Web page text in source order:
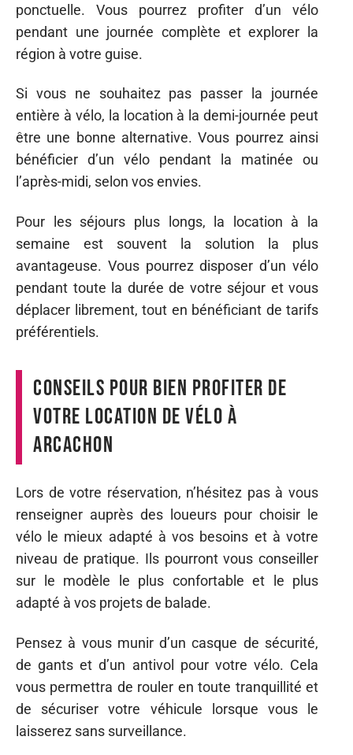
ponctuelle. Vous pourrez profiter d’un vélo
pendant une journée complète et explorer la
région à votre guise.
Si vous ne souhaitez pas passer la journée
entière à vélo, la location à la demi-journée peut
être une bonne alternative. Vous pourrez ainsi
bénéficier d’un vélo pendant la matinée ou
l’après-midi, selon vos envies.
Pour les séjours plus longs, la location à la
semaine est souvent la solution la plus
avantageuse. Vous pourrez disposer d’un vélo
pendant toute la durée de votre séjour et vous
déplacer librement, tout en bénéficiant de tarifs
préférentiels.
Conseils pour bien profiter de
votre location de vélo à
Arcachon
Lors de votre réservation, n’hésitez pas à vous
renseigner auprès des loueurs pour choisir le
vélo le mieux adapté à vos besoins et à votre
niveau de pratique. Ils pourront vous conseiller
sur le modèle le plus confortable et le plus
adapté à vos projets de balade.
Pensez à vous munir d’un casque de sécurité,
de gants et d’un antivol pour votre vélo. Cela
vous permettra de rouler en toute tranquillité et
de sécuriser votre véhicule lorsque vous le
laisserez sans surveillance.